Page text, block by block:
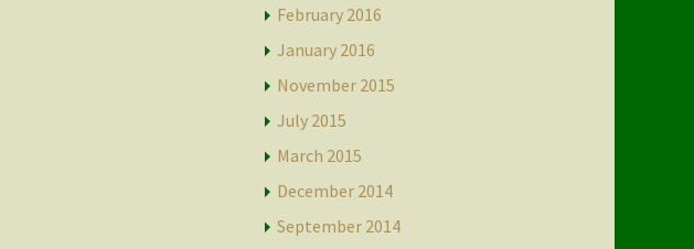
February 2016
January 2016
November 2015
July 2015
March 2015
December 2014
September 2014